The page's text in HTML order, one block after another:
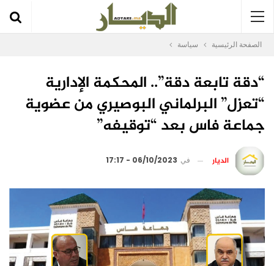
الصفحة الرئيسية سياسة
“دقة تابعة دقة”.. المحكمة الإدارية
“تعزل” البرلماني البوصيري من عضوية
جماعة فاس بعد “توقيفه”
الديار في 06/10/2023 - 17:17